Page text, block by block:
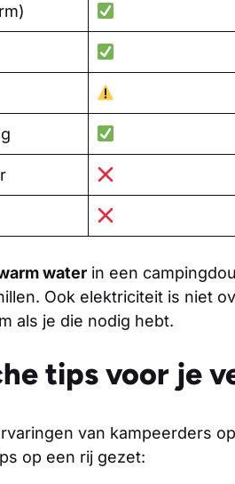
waterin een
Ook elektriciteit is niet
als je die nodig hebt.
tips voor je
van kampeerders op
op een rij gezet: